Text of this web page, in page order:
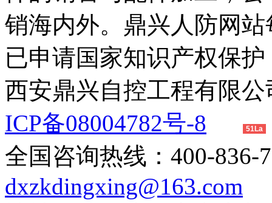
销海内外。鼎兴人防网
已申请国家知识产权保
西安鼎兴自控工程有
ICP备08004782号-8
51La
全国咨询热线：400-
dxzkdingxing@163.com